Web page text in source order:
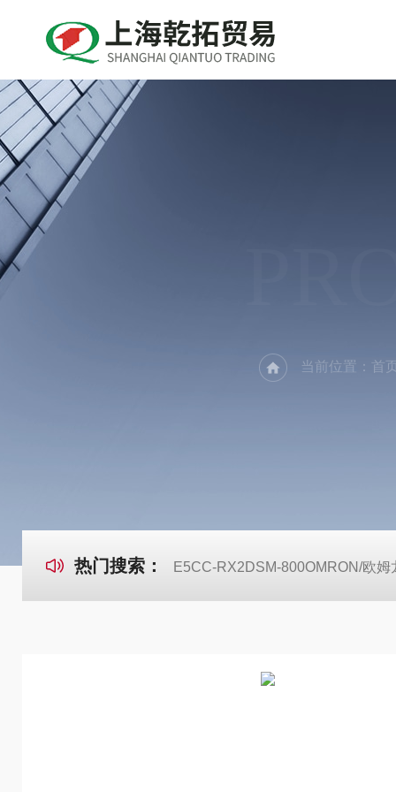
当前位置： 首
热门搜索： E5CC-RX2DSM-800OMRON/欧